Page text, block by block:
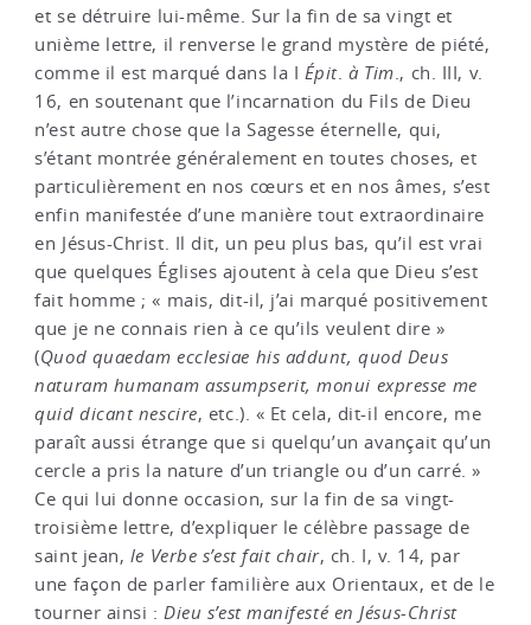
et se détruire lui-même. Sur la fin de sa vingt et
unième lettre, il renverse le grand mystère de piété,
comme il est marqué dans la I Épit.à Tim., ch. III, v.
16, en soutenant que l’incarnation du Fils de Dieu
n’est autre chose que la Sagesse éternelle, qui,
s’étant montrée généralement en toutes choses, et
particulièrement en nos cœurs et en nos âmes, s’est
enfin manifestée d’une manière tout extraordinaire
en Jésus-Christ. Il dit, un peu plus bas, qu’il est vrai
que quelques Églises ajoutent à cela que Dieu s’est
fait homme ; « mais, dit-il, j’ai marqué positivement
que je ne connais rien à ce qu’ils veulent dire »
(Quod quaedam ecclesiae his addunt, quod Deus
naturam humanam assumpserit, monui expresse me
quid dicant nescire, etc.). « Et cela, dit-il encore, me
paraît aussi étrange que si quelqu’un avançait qu’un
cercle a pris la nature d’un triangle ou d’un carré. »
Ce qui lui donne occasion, sur la fin de sa vingt-
troisième lettre, d’expliquer le célèbre passage de
saint jean, le Verbe s’est fait chair, ch. I, v. 14, par
une façon de parler familière aux Orientaux, et de le
tourner ainsi :Dieu s’est manifesté en Jésus-Christ